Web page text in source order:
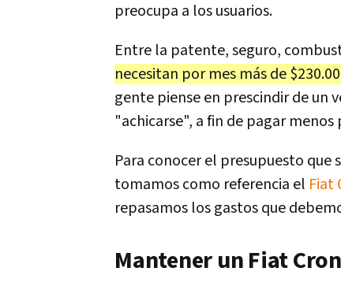
preocupa a los usuarios.
Entre la patente, seguro,
necesitan por mes más de
gente piense en prescindir de un
"achicarse", a fin de pagar
Para conocer el presupuesto que
tomamos como referencia el Fiat
repasamos los gastos que
Mantener un Fiat